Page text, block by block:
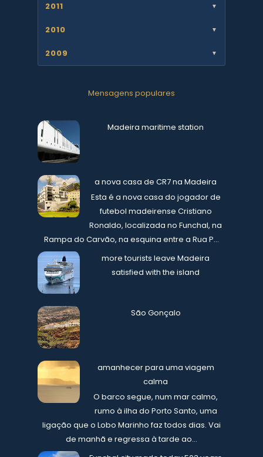
2011 ▼
2010 ▼
2009 ▼
Mensagens populares
Madeira maritime station
a nova casa de CR7 na Madeira
Esta é a nova casa do jogador de
futebol madeirense Cristiano
Ronaldo, localizada no Funchal, na
Rampa do Carvão, na esquina entre a Rua P...
more tourists leave Madeira
satisfied with the island
São Gonçalo
amanhecer para uma viagem
calma
O barco segue, num mar calmo,
rumo à ilha do Porto Santo, uma
ligação que o Lobo Marinho faz todos dias. Vai
de manhã e regressa à tarde ao...